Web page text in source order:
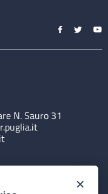
N. Sauro 31
×